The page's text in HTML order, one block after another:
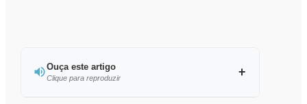
Ouça este artigo
Clique para reproduzir